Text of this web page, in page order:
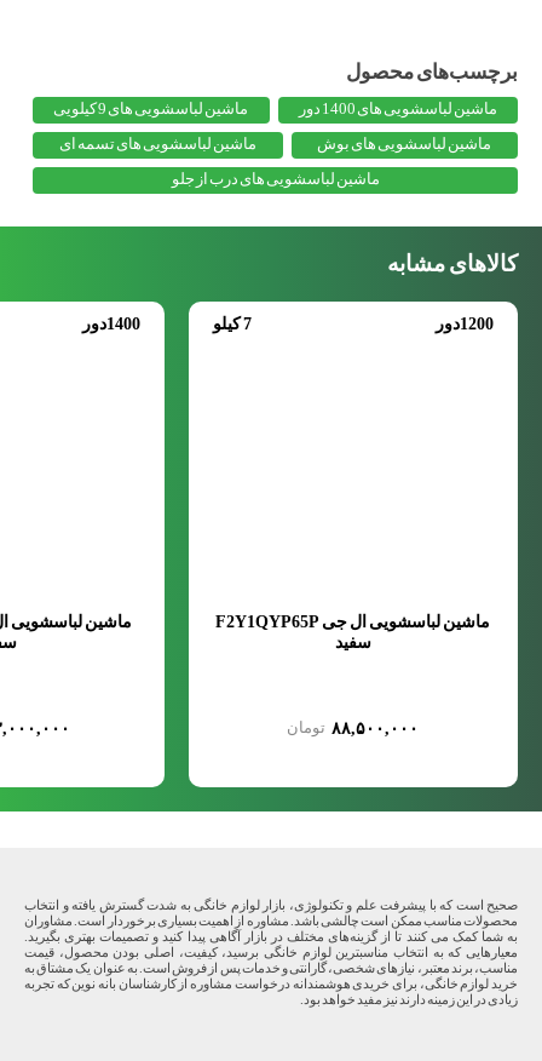
ماشین لباسشویی های 1400 دور
ماشین لباسشویی های 9 کیلویی
ماشین لباسشویی های بوش
ماشین لباسشویی های تسمه ای
ماشین لباسشویی های درب از جلو
کالاهای مشابه
ماشین لباسشویی ال جی F2Y1QYP65P
سفید
۸۸,۵۰۰,۰۰۰
1200دور 7 کیلو 1400دور
صحیح است که با پیشرفت علم و تکنولوژی، بازار لوازم خانگی به شدت گسترش یافته و انتخاب
محصولات مناسب ممکن است چالشی باشد. مشاوره از اهمیت بسیاری برخوردار است. مشاوران
به شما کمک می کنند تا از گزینه‌های مختلف در بازار آگاهی پیدا کنید و تصمیمات بهتری بگیرید.
معیارهایی که به انتخاب مناسبترین لوازم خانگی برسید، کیفیت، اصلی بودن محصول، قیمت
مناسب، برند معتبر، نیازهای شخصی، گارانتی و خدمات پس از فروش است. به عنوان یک مشتاق به
خرید لوازم خانگی، برای خریدی هوشمندانه درخواست مشاوره از کارشناسان بانه نوین که تجربه
زیادی در این زمینه دارند نیز مفید خواهد بود.